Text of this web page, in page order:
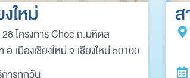
ใหม่
โครงการ Choc ถ.มหิดล
อ.เมืองเชียงใหม่ จ.เชียงใหม่ 50100
การทุกวัน
ส